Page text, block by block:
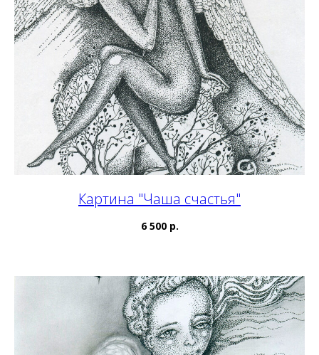
Картина "Чаша счастья"
6 500 р.